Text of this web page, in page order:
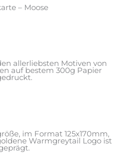
– Moose
allerliebsten Motiven von
auf bestem 300g Papier
im Format 125x170mm,
Warmgreytail Logo ist